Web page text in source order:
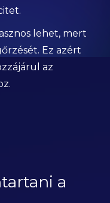
lehet, mert
Ez azért
az
a